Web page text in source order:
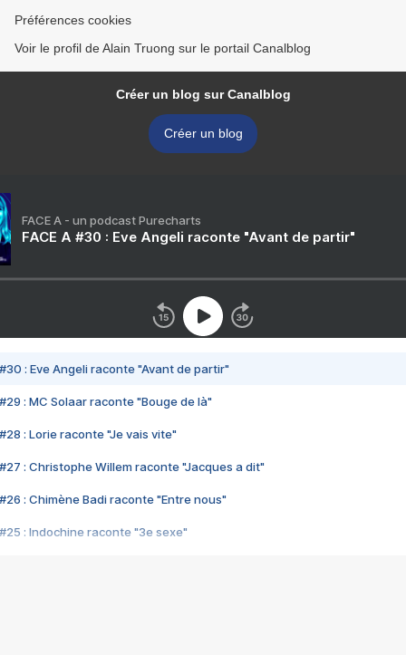
Préférences cookies
Voir le profil de Alain Truong sur le portail Canalblog
Créer un blog sur Canalblog
Créer un blog
FACE A - un podcast Purecharts
FACE A #30 : Eve Angeli raconte "Avant de partir"
#30 : Eve Angeli raconte "Avant de partir"
#29 : MC Solaar raconte "Bouge de là"
#28 : Lorie raconte "Je vais vite"
#27 : Christophe Willem raconte "Jacques a dit"
#26 : Chimène Badi raconte "Entre nous"
#25 : Indochine raconte "3e sexe"